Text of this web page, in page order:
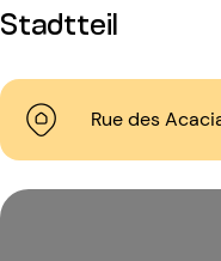
Stadtteil
Rue des